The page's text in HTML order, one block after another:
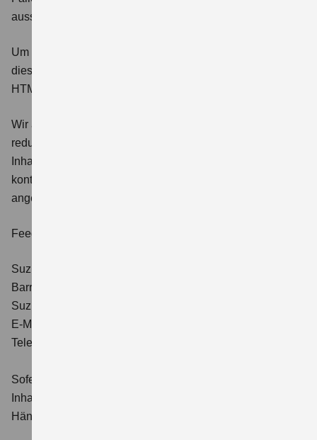
ausschließlich in barrierefreier Textform darzustellen.
Um die Zugänglichkeit dennoch sicherzustellen, werden
diese Inhalte zusätzlich in barrierefreier Form (z. B. als
HTML-Text oder Bildbeschreibung) bereitgestellt.
Wir arbeiten kontinuierlich daran, solche Barrieren zu
reduzieren und danken für Ihr Verständnis. Sollten Sie auf
Inhalte stoßen, die für Sie nicht zugänglich sind,
kontaktieren Sie uns gern über die im Folgenden
angegebenen Kontaktmöglichkeiten.
Feedback und Kontakt
Suzuki Deutschland GmbH
Barrierefreiheitsbeauftragte*r
Suzuki-Allee 7, 64625 Bensheim
E-Mail:
Telefon: +49 (0)6251 5700-380
Sofern die Anfrage vom Händler selbst bereitgestellte
Inhalte betrifft, wird Suzuki Deutschland GmbH sie an den
Händler weiterleiten.